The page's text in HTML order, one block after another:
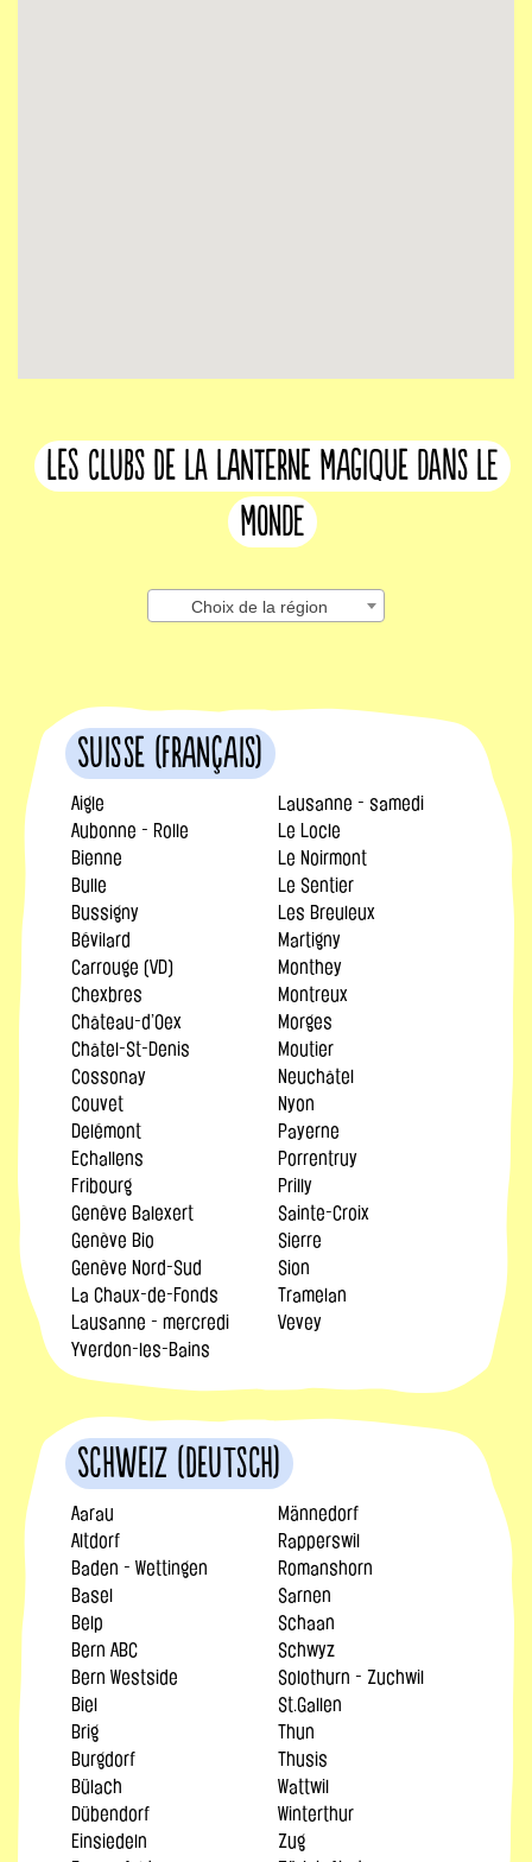
les clubs de la lanterne magique dans le
monde
Choix de la région
Suisse (français)
Aigle
Aubonne - Rolle
Bienne
Bulle
Bussigny
Bévilard
Carrouge (VD)
Chexbres
Château-d’Oex
Châtel-St-Denis
Cossonay
Couvet
Delémont
Echallens
Fribourg
Genève Balexert
Genève Bio
Genève Nord-Sud
La Chaux-de-Fonds
Lausanne - mercredi
Lausanne - samedi
Le Locle
Le Noirmont
Le Sentier
Les Breuleux
Martigny
Monthey
Montreux
Morges
Moutier
Neuchâtel
Nyon
Payerne
Porrentruy
Prilly
Sainte-Croix
Sierre
Sion
Tramelan
Vevey
Yverdon-les-Bains
Schweiz (Deutsch)
Aarau
Altdorf
Baden - Wettingen
Basel
Belp
Bern ABC
Bern Westside
Biel
Brig
Burgdorf
Bülach
Dübendorf
Einsiedeln
Männedorf
Rapperswil
Romanshorn
Sarnen
Schaan
Schwyz
Solothurn - Zuchwil
St.Gallen
Thun
Thusis
Wattwil
Winterthur
Zug